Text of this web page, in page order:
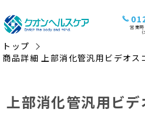
営業
(
トップ
商品詳細 上部消化管汎用ビデオ
上部消化管汎用ビ